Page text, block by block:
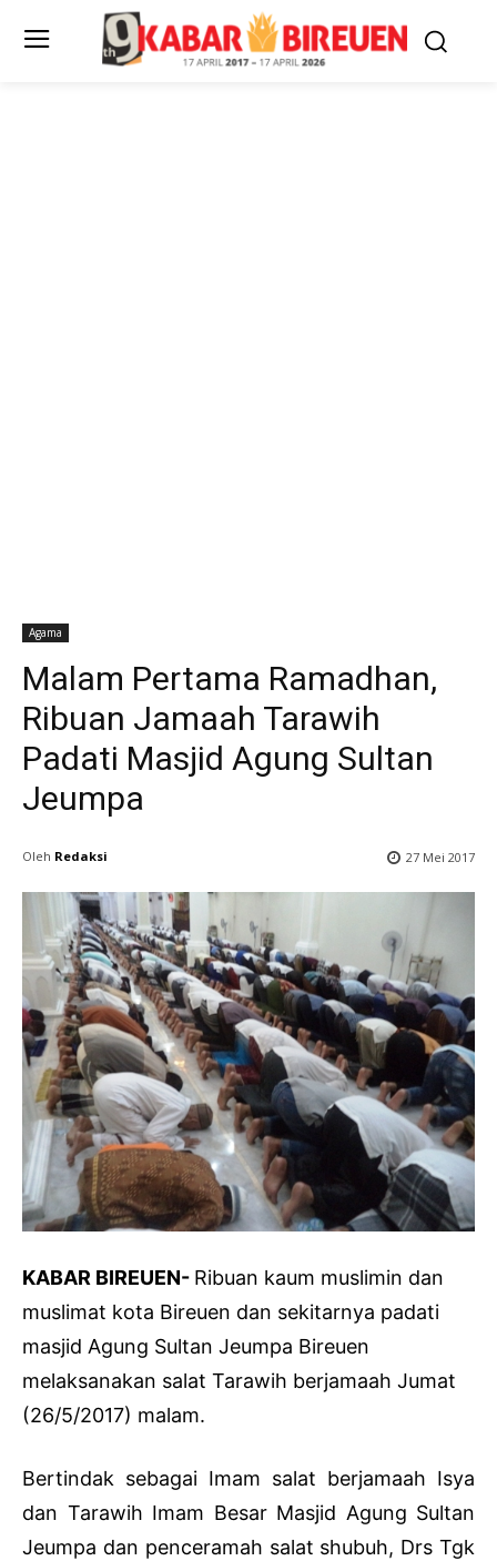
Agama
Malam Pertama Ramadhan,
Ribuan Jamaah Tarawih
Padati Masjid Agung Sultan
Jeumpa
Oleh Redaksi 27 Mei 2017
KABAR BIREUEN- Ribuan kaum muslimin dan
muslimat kota Bireuen dan sekitarnya padati
masjid Agung Sultan Jeumpa Bireuen
melaksanakan salat Tarawih berjamaah Jumat
(26/5/2017) malam.
Bertindak sebagai Imam salat berjamaah Isya
dan Tarawih Imam Besar Masjid Agung Sultan
Jeumpa dan penceramah salat shubuh, Drs Tgk